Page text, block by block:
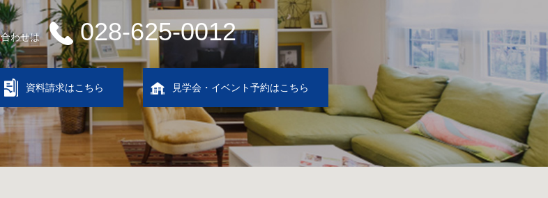
合わせは 028-625-0012
資料請求はこちら 見学会・イベント予約はこちら